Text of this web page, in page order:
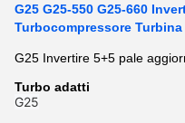
G25 G25-550 G25-660
Turbocompressore
G25 Invertire 5+5 pale
Turbo adatti
G25